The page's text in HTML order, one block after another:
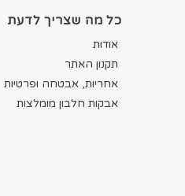
כל מה שצריך לדעת
אודות
תקנון האתר
אחריות, אבטחה ופרטיות
אבקות חלבון מומלצות